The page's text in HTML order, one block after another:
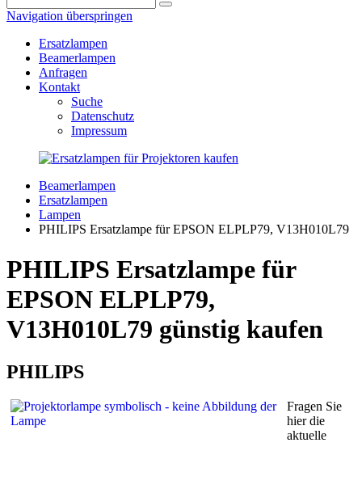
Navigation überspringen
Ersatzlampen
Beamerlampen
Anfragen
Kontakt
Suche
Datenschutz
Impressum
Beamerlampen
Ersatzlampen
Lampen
PHILIPS Ersatzlampe für EPSON ELPLP79, V13H010L79
PHILIPS Ersatzlampe für
EPSON ELPLP79,
V13H010L79 günstig kaufen
PHILIPS
Fragen Sie
hier die
aktuelle